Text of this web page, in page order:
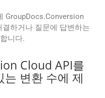
GroupDocs.Conversion
하거나 질문에 답변하는
니다.
Cloud API를
변환 수에 제